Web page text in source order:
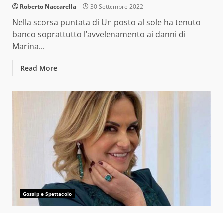
Roberto Naccarella 30 Settembre 2022
Nella scorsa puntata di Un posto al sole ha tenuto
banco soprattutto l’avvelenamento ai danni di
Marina...
Read More
Gossip e Spettacolo